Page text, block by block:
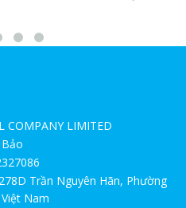
VIÊN NGÂN HÀNG – ƯU ĐÃI ĐẶC
– ƯU ĐÃI ĐẶC BIỆT 20%
– ƯU ĐÃI ĐẶC BIỆT 20%
TRI ÂN DÀNH RIÊNG CHO
COMPANY LIMITED
Trần Nguyên Hãn, Phường
Nam